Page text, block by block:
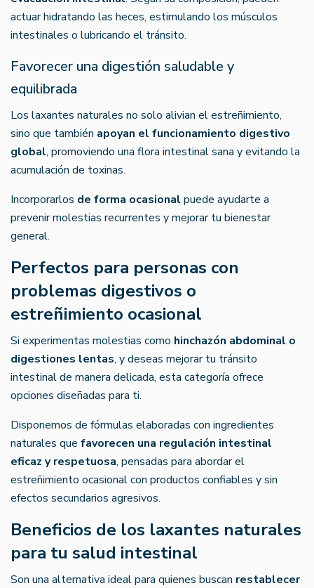
actuar hidratando las heces, estimulando los músculos
intestinales o lubricando el tránsito.
Favorecer una digestión saludable y
equilibrada
Los laxantes naturales no solo alivian el estreñimiento,
sino que también apoyan el funcionamiento digestivo
global, promoviendo una flora intestinal sana y evitando la
acumulación de toxinas.
Incorporarlos de forma ocasional puede ayudarte a
prevenir molestias recurrentes y mejorar tu bienestar
general.
Perfectos para personas con
problemas digestivos o
estreñimiento ocasional
Si experimentas molestias como hinchazón abdominal o
digestiones lentas, y deseas mejorar tu tránsito
intestinal de manera delicada, esta categoría ofrece
opciones diseñadas para ti.
Disponemos de fórmulas elaboradas con ingredientes
naturales que favorecen una regulación intestinal
eficaz y respetuosa, pensadas para abordar el
estreñimiento ocasional con productos confiables y sin
efectos secundarios agresivos.
Beneficios de los laxantes naturales
para tu salud intestinal
Son una alternativa ideal para quienes buscan restablecer